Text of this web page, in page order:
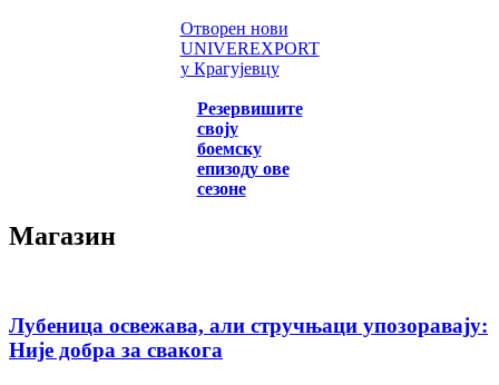
Отворен нови
UNIVEREXPORT
у Крагујевцу
Резервишите
своју
боемску
епизоду ове
сезоне
Магазин
Лубеница освежава, али стручњаци упозоравају:
Није добра за свакога